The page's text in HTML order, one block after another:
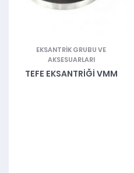
EKSANTRIK GRUBU VE
AKSESUARLARI
TEFE EKSANTRIĞI VMM